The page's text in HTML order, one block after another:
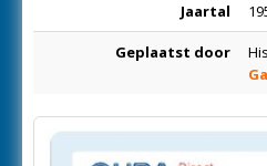
Jaartal
Geplaatst door